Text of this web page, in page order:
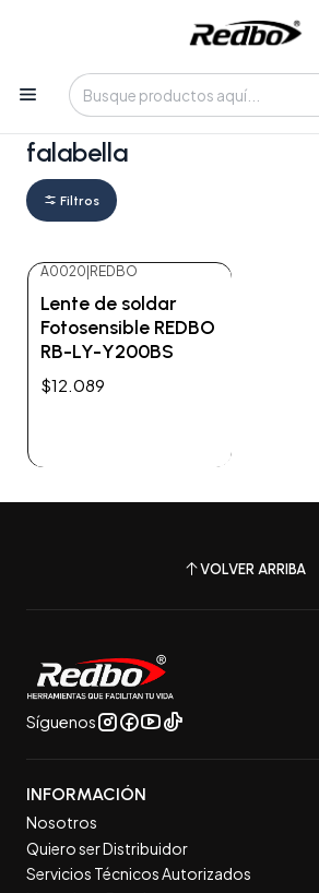
Tienda 100% Online con despacho a
Oficina • Lun-Vie 09:30-14:00 / 15:00-
falabella
Filtros
A0020|REDBO
Lente de soldar
Fotosensible REDBO
RB-LY-Y200BS
$12.089
VOLVER ARRIBA
Síguenos
INFORMACIÓN
Nosotros
Quiero ser Distribuidor
Servicios Técnicos Autorizados